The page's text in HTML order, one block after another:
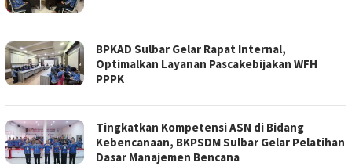
BPKAD Sulbar Gelar Rapat Internal,
Optimalkan Layanan Pascakebijakan WFH
PPPK
Tingkatkan Kompetensi ASN di Bidang
Kebencanaan, BKPSDM Sulbar Gelar Pelatihan
Dasar Manajemen Bencana